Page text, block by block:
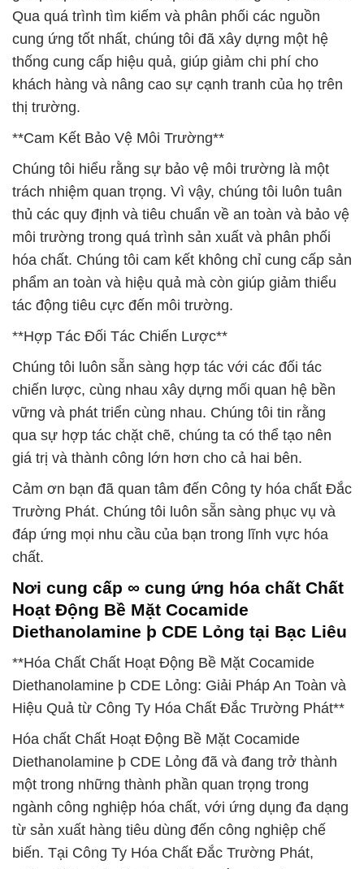
Qua quá trình tìm kiếm và phân phối các nguồn
cung ứng tốt nhất, chúng tôi đã xây dựng một hệ
thống cung cấp hiệu quả, giúp giảm chi phí cho
khách hàng và nâng cao sự cạnh tranh của họ trên
thị trường.
**Cam Kết Bảo Vệ Môi Trường**
Chúng tôi hiểu rằng sự bảo vệ môi trường là một
trách nhiệm quan trọng. Vì vậy, chúng tôi luôn tuân
thủ các quy định và tiêu chuẩn về an toàn và bảo vệ
môi trường trong quá trình sản xuất và phân phối
hóa chất. Chúng tôi cam kết không chỉ cung cấp sản
phẩm an toàn và hiệu quả mà còn giúp giảm thiểu
tác động tiêu cực đến môi trường.
**Hợp Tác Đối Tác Chiến Lược**
Chúng tôi luôn sẵn sàng hợp tác với các đối tác
chiến lược, cùng nhau xây dựng mối quan hệ bền
vững và phát triển cùng nhau. Chúng tôi tin rằng
qua sự hợp tác chặt chẽ, chúng ta có thể tạo nên
giá trị và thành công lớn hơn cho cả hai bên.
Cảm ơn bạn đã quan tâm đến Công ty hóa chất Đắc
Trường Phát. Chúng tôi luôn sẵn sàng phục vụ và
đáp ứng mọi nhu cầu của bạn trong lĩnh vực hóa
chất.
Nơi cung cấp ∞ cung ứng hóa chất Chất
Hoạt Động Bề Mặt Cocamide
Diethanolamine þ CDE Lỏng tại Bạc Liêu
**Hóa Chất Chất Hoạt Động Bề Mặt Cocamide
Diethanolamine þ CDE Lỏng: Giải Pháp An Toàn và
Hiệu Quả từ Công Ty Hóa Chất Đắc Trường Phát**
Hóa chất Chất Hoạt Động Bề Mặt Cocamide
Diethanolamine þ CDE Lỏng đã và đang trở thành
một trong những thành phần quan trọng trong
ngành công nghiệp hóa chất, với ứng dụng đa dạng
từ sản xuất hàng tiêu dùng đến công nghiệp chế
biến. Tại Công Ty Hóa Chất Đắc Trường Phát,